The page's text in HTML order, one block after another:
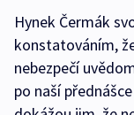
Hynek Čermák
konstatováním,
nebezpečí
po naší